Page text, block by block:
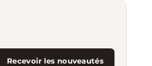
Recevoir les nouveautés